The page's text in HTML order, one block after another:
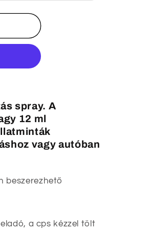
spray. A
12 ml
vagy autóban
beszerezhető
a cps kézzel tölt